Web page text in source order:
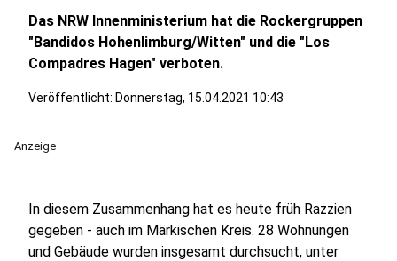
Das NRW Innenministerium hat die Rockergruppen
"Bandidos Hohenlimburg/Witten" und die "Los
Compadres Hagen" verboten.
Veröffentlicht: Donnerstag, 15.04.2021 10:43
Anzeige
In diesem Zusammenhang hat es heute früh Razzien
gegeben - auch im Märkischen Kreis. 28 Wohnungen
und Gebäude wurden insgesamt durchsucht, unter